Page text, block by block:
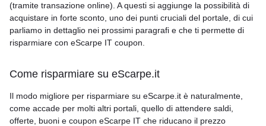
(tramite transazione online). A questi si aggiunge la possibilità di
acquistare in forte sconto, uno dei punti cruciali del portale, di cui
parliamo in dettaglio nei prossimi paragrafi e che ti permette di
risparmiare con eScarpe IT coupon.
Come risparmiare su eScarpe.it
Il modo migliore per risparmiare su eScarpe.it è naturalmente,
come accade per molti altri portali, quello di attendere saldi,
offerte, buoni e coupon eScarpe IT che riducano il prezzo